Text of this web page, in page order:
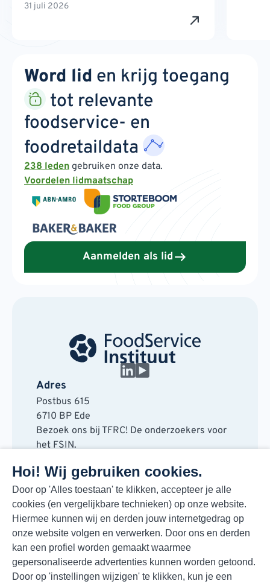
Hoi! Wij gebruiken cookies.
Door op 'Alles toestaan' te klikken, accepteer je alle
cookies (en vergelijkbare technieken) op onze website.
Hiermee kunnen wij en derden jouw internetgedrag op
onze website volgen en verwerken. Door ons en derden
kan een profiel worden gemaakt waarmee
gepersonaliseerde advertenties kunnen worden getoond.
Door op 'instellingen wijzigen' te klikken, kun je een
31 juli 2026
Word lid en krijg toegang
tot relevante
foodservice- en
foodretaildata
238 leden gebruiken onze data.
Voordelen lidmaatschap
Aanmelden als lid
Adres
Postbus 615
6710 BP Ede
Bezoek ons bij TFRC! De onderzoekers voor
het FSIN.
6717 LT Ede
Contact
088 730 48 00
info@fsin.nl
Nieuwsbrief
Elke maand de beste insights en outlooks
voor de foodmarkt!